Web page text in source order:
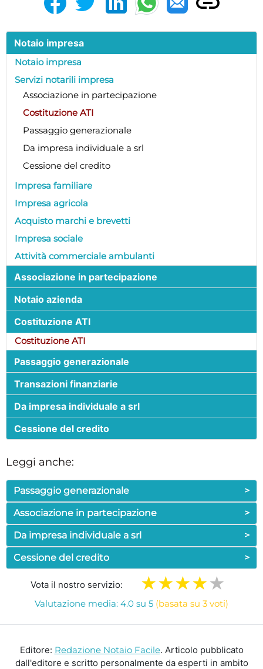
Notaio impresa
Notaio impresa
Servizi notarili impresa
Associazione in partecipazione
Costituzione ATI
Passaggio generazionale
Da impresa individuale a srl
Cessione del credito
Impresa familiare
Impresa agricola
Acquisto marchi e brevetti
Impresa sociale
Attività commerciale ambulanti
Associazione in partecipazione
Notaio azienda
Costituzione ATI
Costituzione ATI
Passaggio generazionale
Transazioni finanziarie
Da impresa individuale a srl
Cessione del credito
Leggi anche:
Passaggio generazionale
>
Associazione in partecipazione
>
Da impresa individuale a srl
>
Cessione del credito
>
Vota il nostro servizio:
Valutazione media: 4.0 su 5 (basata su 3 voti)
Editore: Redazione Notaio Facile. Articolo pubblicato
dall'editore e scritto personalmente da esperti in ambito